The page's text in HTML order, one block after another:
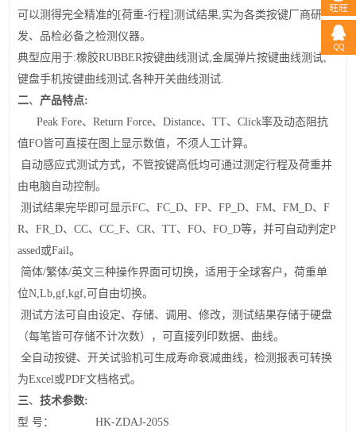
可以测得完全精准的[荷重-行程]测试结果,实为各类按键厂商研
发、品检必备之检测仪器。
典型应用于:橡胶RUBBER按键曲线测试,金属弹片按键曲线测试,
键盘手机按键曲线测试,各种开关曲线测试.
二、 产品特点:
Peak Fore、Return Force、Distance、TT、Click率及动态阻抗
值FO皆可直接在图上显示数值，不须人工计算。
自动感应式测试方式，不管按键高低均可通过测定行程及荷重并
由电脑自动控制。
测试结果完毕即可显示FC、FC_D、FP、FP_D、FM、FM_D、F
R、FR_D、CC、CC_F、CR、TT、FO、FO_D等，并可自动判定P
assed或Fail。
简体/繁体/英文三种操作界面可切换，适用于全球客户，荷重单
位N,Lb,gf,kgf,可自由切换。
测试方法可自由设定、存储、调用、修改，测试结果存储于硬盘
（每笔皆可存储不计次数），可直接列印数据、曲线。
全自动按键、开关试验机可生成寿命衰减曲线，检测报表可转换
为Excel或PDF文档格式。
三、技术参数:
型 号：
HK-ZDAJ-205S